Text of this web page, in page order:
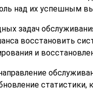
над их успешным
задач
восстановить
и